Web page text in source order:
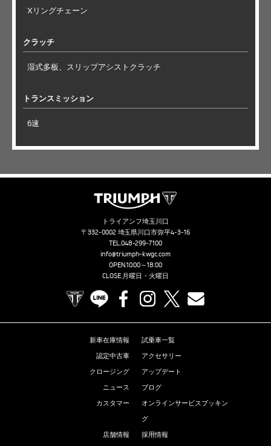
Xリングチェーン
クラッチ
湿式多板、スリップアシストクラッチ
トランスミッション
6速
トライアンフ埼玉川口
〒332-0002 埼玉県川口市弥平4-3-16
TEL.048-299-7100
info@triumph-kwgc.com
OPEN.10:00～18:00
CLOSE.月曜日・火曜日
TRIUMPH OFFICIAL SITE
LINE FacebookInstagram
新車在庫情報
試乗車一覧
認定中古車
アクセサリー
クロージング
アップデート
ニュース
ブログ
カスタマー
オンラインサービスブッキン
グ
店舗情報
採用情報